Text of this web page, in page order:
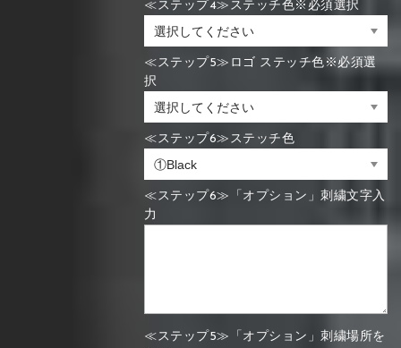
≪ステップ4≫ステッチ色※必須選択
≪ステップ5≫ロゴ ステッチ色※必須選
択
≪ステップ6≫ステッチ色
≪ステップ6≫「オプション」刺繍文字入
力
≪ステップ5≫「オプション」刺繍場所を